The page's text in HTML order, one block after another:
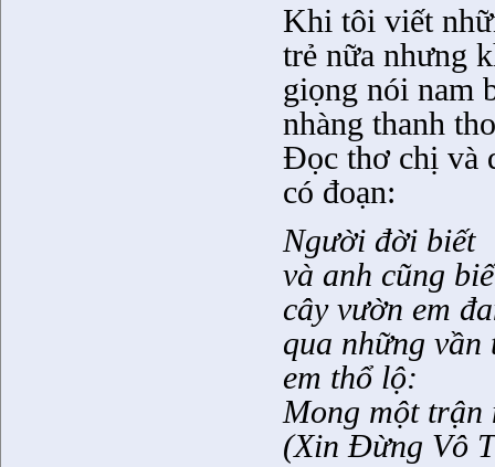
Khi tôi viết
trẻ nữa nhưng
giọng nói nam
nhàng thanh
Đọc thơ chị và
có đoạn:
Người đời biết
và anh cũng
cây vườn em
qua những vần
em thổ lộ:
Mong một trận
(Xin Đừng Vô